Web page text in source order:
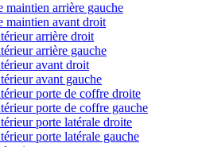
maintien arrière gauche
maintien avant droit
arrière droit
arrière gauche
avant droit
avant gauche
porte de coffre droite
porte de coffre gauche
porte latérale droite
porte latérale gauche